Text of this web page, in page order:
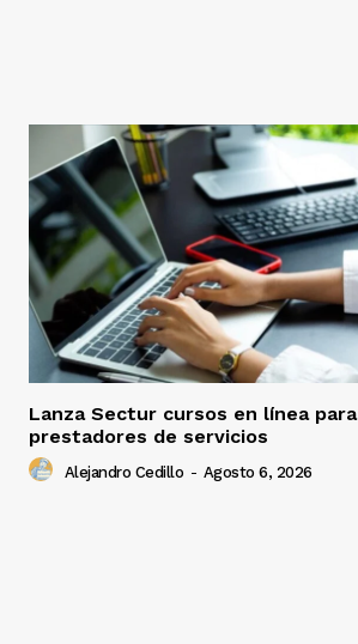
Lanza Sectur cursos en línea para
prestadores de servicios
Alejandro Cedillo - Agosto 6, 2026